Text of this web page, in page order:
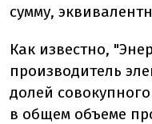
сумму,
Как известно,
производитель
долей
в общем объеме